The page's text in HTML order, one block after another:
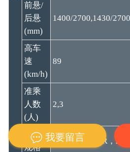
前悬/
后悬
(mm)
1400/2700,1430/2700
高车
速
(km/h)
89
准乘
人数
(人)
2,3
轮胎
规格
10.00R20 18PR，
我要留言